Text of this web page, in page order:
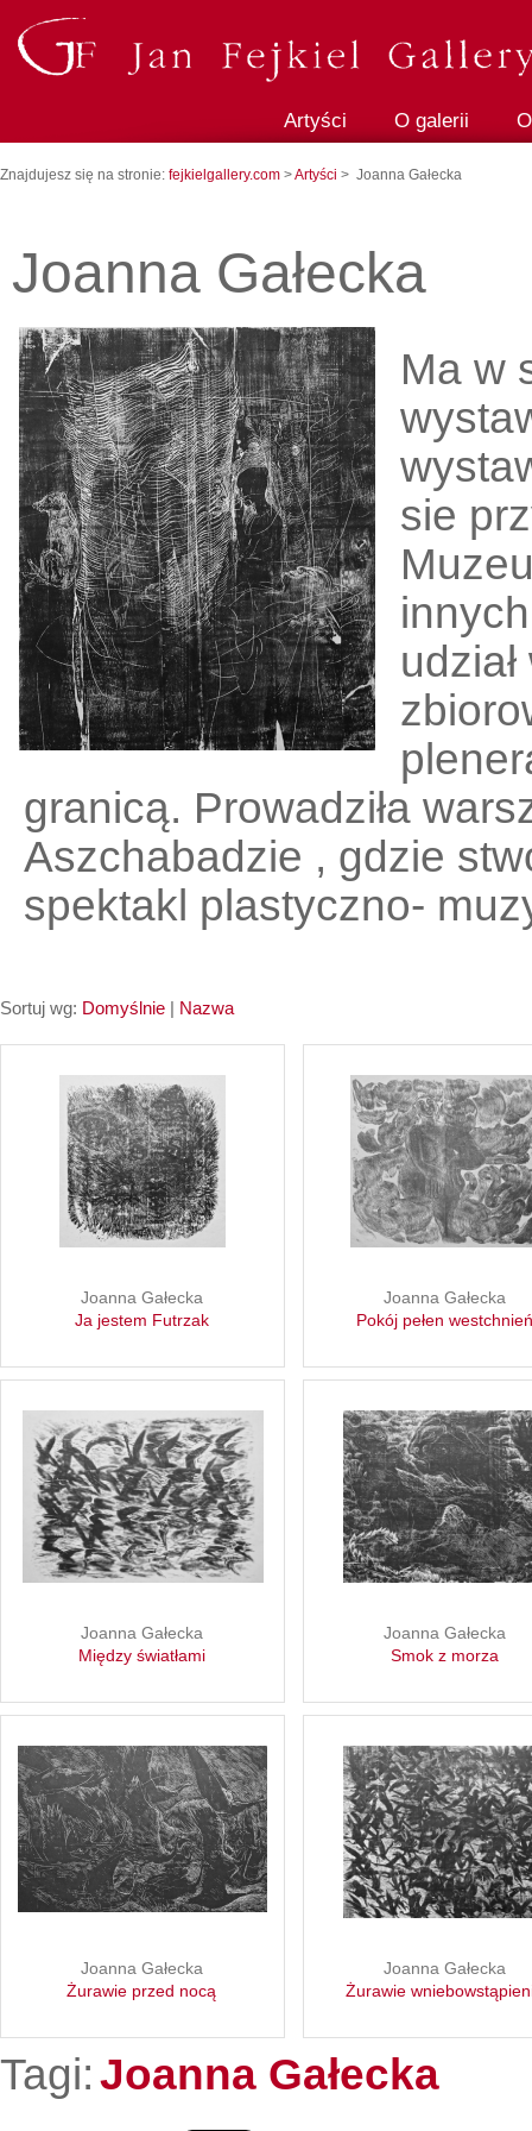
Artyści O galerii
Znajdujesz się na stronie: fejkielgallery.com >Artyści > Joanna Gałecka
Joanna Gałecka
Ma w
sie
granicą. Prowadziła
Aszchabadzie , gdzie
spektakl plastyczno-
Sortuj wg: Domyślnie | Nazwa
Joanna Gałecka
Ja jestem Futrzak
Joanna Gałecka
Pokój pełen westchnień
Joanna Gałecka
Między światłami
Joanna Gałecka
Smok z morza
Joanna Gałecka
Żurawie przed nocą
Joanna Gałecka
Żurawie
Tagi:Joanna Gałecka